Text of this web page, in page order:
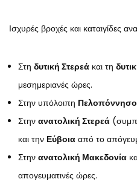
Ισχυρές βροχές και καταιγίδες
Στη δυτική Στερεά και τη
μεσημεριανές ώρες.
Στην υπόλοιπη Πελοπόννησο
Στην ανατολική Στερεά
και την Εύβοια από το
Στην ανατολική Μακεδονία
απογευματινές ώρες.